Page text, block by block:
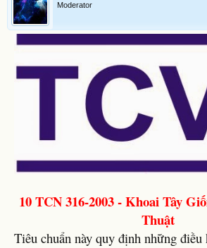
Moderator
10 TCN 316-2003 - Khoai Tây
Thuật
Tiêu chuẩn này quy định những điều